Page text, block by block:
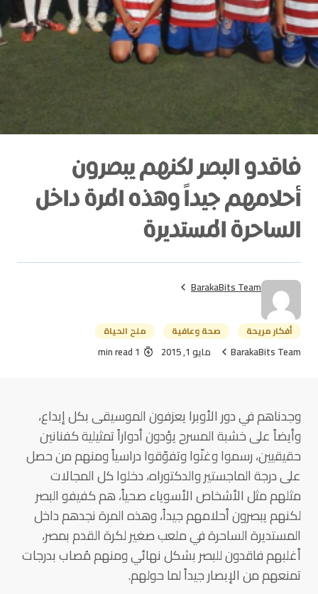
فاقدو البصر لكنهم يبصرون
أحلامهم جيداً وهذه المرة داخل
الساحرة المستديرة
BarakaBits Team
أفكار مريحة صحة وعافية ملح الحياة
BarakaBits Team مايو 1, 2015 1 min read
وجدناهم في دور الأوبرا يعزفون الموسيقى بكل إبداع،
وأيضاً على خشبة المسرح يؤدون أدواراً تمثيلية كفنانين
حقيقيين، رسموا وغنّوا وتفوّقوا دراسياً ومنهم من حصل
على درجة الماجستير والدكتوراه، دخلوا كل المجالات
مثلهم مثل الأشخاص الأسوياء صحياً، هم كفيفو البصر
لكنهم يبصرون أحلامهم جيداً، وهذه المرة نجدهم داخل
المستديرة الساحرة في ملعب صغير لكرة القدم بمصر،
أغلبهم فاقدون للبصر بشكل نهائي ومنهم مُصاب بدرجات
تمنعهم من الإبصار جيداً لما حولهم.